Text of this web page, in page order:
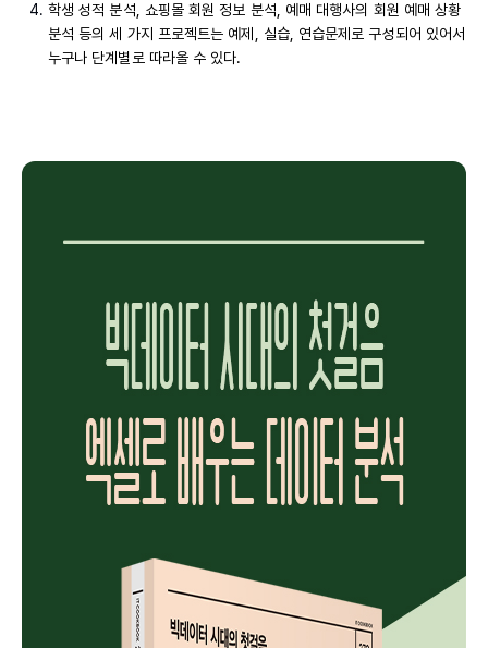
학생 성적 분석, 쇼핑몰 회원 정보 분석, 예매 대행사의 회원 예매 상황
분석 등의 세 가지 프로젝트는 예제, 실습, 연습문제로 구성되어 있어서
누구나 단계별로 따라올 수 있다.